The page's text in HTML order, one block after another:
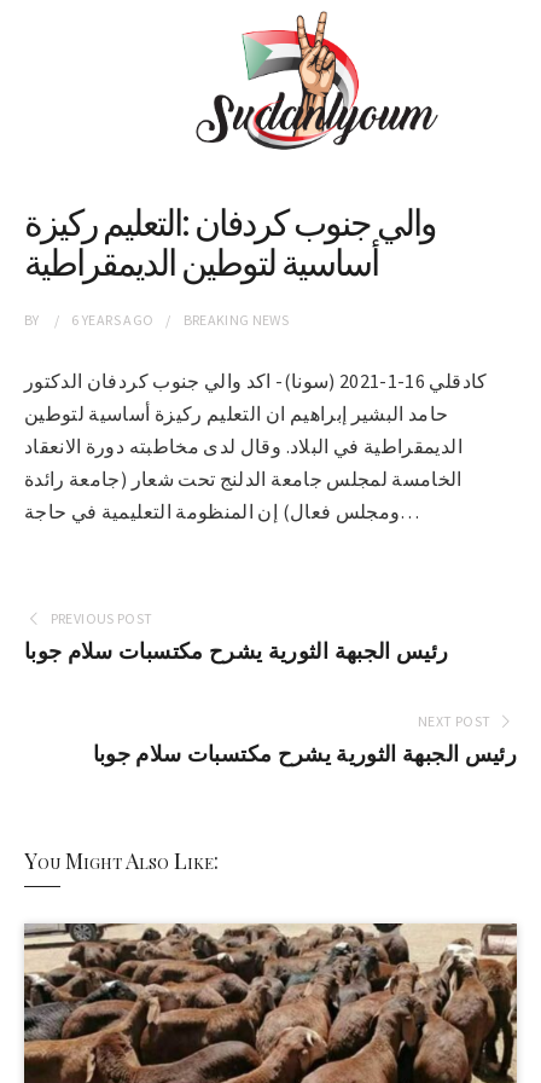
والي جنوب كردفان :التعليم ركيزة
أساسية لتوطين الديمقراطية
BY 6 YEARSAGO BREAKING NEWS
كادقلي 16-1-2021 (سونا)- اكد والي جنوب كردفان الدكتور
حامد البشير إبراهيم ان التعليم ركيزة أساسية لتوطين
الديمقراطية في البلاد. وقال لدى مخاطبته دورة الانعقاد
الخامسة لمجلس جامعة الدلنج تحت شعار (جامعة رائدة
ومجلس فعال) إن المنظومة التعليمية في حاجة…
PREVIOUS POST
رئيس الجبهة الثورية يشرح مكتسبات سلام جوبا
NEXT POST
رئيس الجبهة الثورية يشرح مكتسبات سلام جوبا
You Might Also Like: